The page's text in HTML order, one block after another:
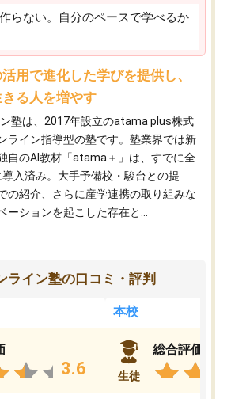
らない。自分のペースで学べるか
用で進化した学びを提供し、
る人を増やす
塾は、2017年設立のatama plus株式
ライン指導型の塾です。塾業界では新
自のAI教材「atama＋」は、すでに全
入済み。大手予備校・駿台との提
の紹介、さらに産学連携の取り組みな
ーションを起こした存在と...
ライン塾の口コミ・評判
3.6
本校
生徒
総合評価